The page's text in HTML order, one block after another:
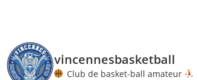
vincennesbasketball
Club de basket-ball amateur